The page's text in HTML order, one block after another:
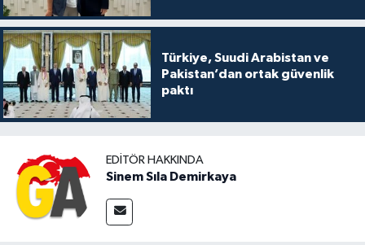
Türkiye, Suudi Arabistan ve
Pakistan’dan ortak güvenlik
paktı
EDITÖR HAKKINDA
Sinem Sıla Demirkaya